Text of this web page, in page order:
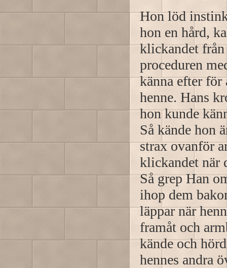
Hon löd
hon en hård,
klickandet från
proceduren
känna efter för
henne. Hans
hon kunde
Så kände hon
strax ovanför
klickandet när
Så grep Han
ihop dem
läppar när
framåt och
kände och
hennes andra